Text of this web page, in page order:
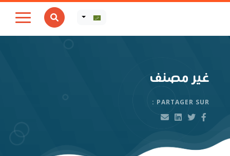
غير مصنف
PARTAGER SUR :